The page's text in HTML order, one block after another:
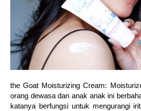
the Goat Moisturizing Cream:
orang dewasa dan anak anak ini
katanya berfungsi untuk mengurangi